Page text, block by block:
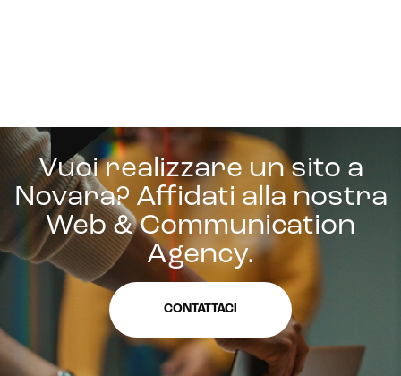
Vuoi realizzare un sito a
Novara? Affidati alla nostra
Web & Communication
Agency.
CONTATTACI